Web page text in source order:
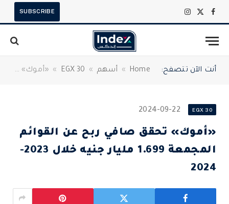
فيسبوك
X
الانستغرام
SUBSCRIBE
أنت الآن تتصفح: Home
» أسهم »
EGX 30
» «أموك» تحقق صافي ربح عن القوائم المجمعة 1.699 مليار جنيه خلال 2023-2024
EGX 30
2024-09-22
«أموك» تحقق صافي ربح عن القوائم
المجمعة 1.699 مليار جنيه خلال 2023-
2024